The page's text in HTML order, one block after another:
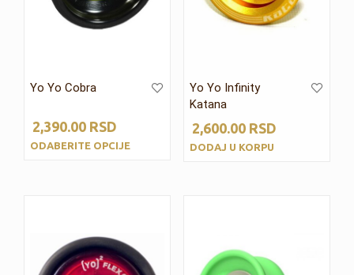
Yo Yo Cobra
2,390.00 RSD
ODABERITE OPCIJE
Yo Yo Infinity
Katana
2,600.00RSD
DODAJ U KORPU